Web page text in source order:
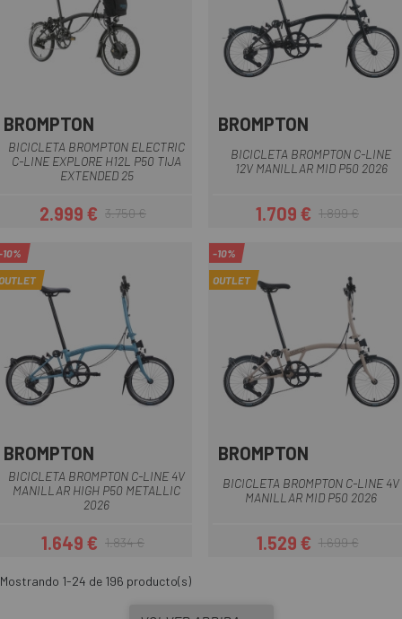
BROMPTON
BICICLETA BROMPTON ELECTRIC
C-LINE EXPLORE H12L P50 TIJA
EXTENDED 25
Precio
2.999 €Precio regular
3.750 €
BROMPTON
BICICLETA BROMPTON C-LINE
12V MANILLAR MID P50 2026
Precio
1.709 €Precio regular
1.899 €
BROMPTON
BICICLETA BROMPTON C-LINE 4V
MANILLAR HIGH P50 METALLIC
2026
Precio
1.649 €Precio regular
1.834 €
-10%
OUTLET
BROMPTON
BICICLETA BROMPTON C-LINE 4V
MANILLAR MID P50 2026
Precio
1.529 €Precio regular
1.699 €
Mostrando 1-24 de 196 producto(s)